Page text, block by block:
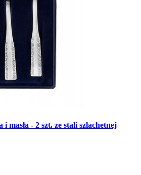
i masła - 2 szt. ze stali szlachetnej